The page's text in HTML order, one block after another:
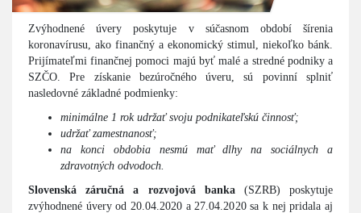
Zvýhodnené úvery poskytuje v súčasnom období šírenia
koronavírusu, ako finančný a ekonomický stimul, niekoľko bánk.
Prijímateľmi finančnej pomoci majú byť malé a stredné podniky a
SZČO. Pre získanie bezúročného úveru, sú povinní splniť
nasledovné základné podmienky:
minimálne 1 rok udržať svoju podnikateľskú činnosť;
udržať zamestnanosť;
na konci obdobia nesmú mať dlhy na sociálnych a
zdravotných odvodoch.
Slovenská záručná a rozvojová banka(SZRB) poskytuje
zvýhodnené úvery od 20.04.2020 a 27.04.2020 sa k nej pridala aj